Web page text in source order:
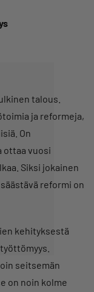
talous.
ja reformeja,
On
ottaa vuosi
Siksi jokainen
reformi on
kehityksestä
seitsemän
on noin kolme